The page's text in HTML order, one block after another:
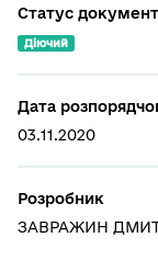
Статус
Діючий
Дата
03.11.2020
Розробник
ЗАВРАЖИН